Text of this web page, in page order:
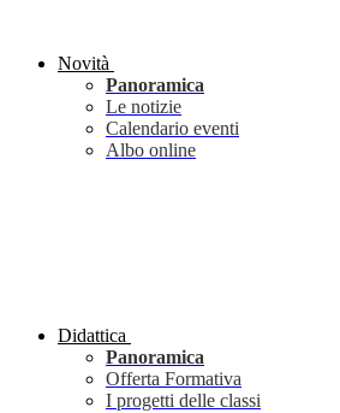
Novità
Panoramica
Le notizie
Calendario eventi
Albo online
Didattica
Panoramica
Offerta Formativa
I progetti delle classi